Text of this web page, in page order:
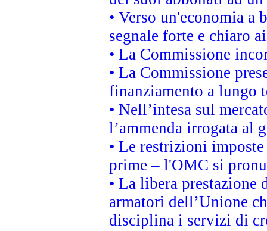
• Verso un'economia
segnale forte e chiaro
• La Commissione
• La Commissione
finanziamento a lungo
• Nell’intesa sul
l’ammenda irrogata al
• Le restrizioni
prime – l'OMC si
• La libera
armatori dell’Unione
disciplina i servizi di